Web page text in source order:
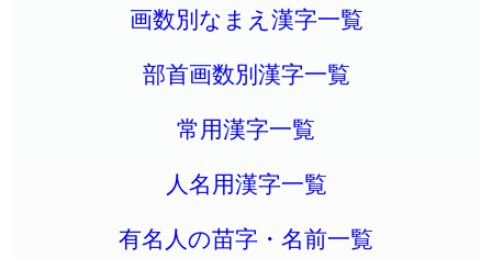
画数別なまえ漢字一覧
部首画数別漢字一覧
常用漢字一覧
人名用漢字一覧
有名人の苗字・名前一覧